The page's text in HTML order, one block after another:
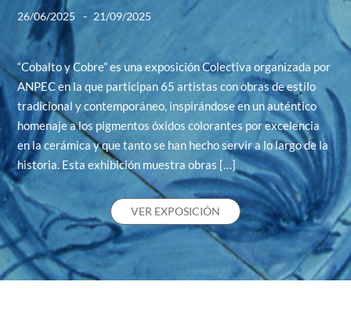
26/06/2025 - 21/09/2025
“Cobalto y Cobre” es una exposición Colectiva organizada por
ANPEC en la que participan 65 artistas con obras de estilo
tradicional y contemporáneo, inspirándose en un auténtico
homenaje a los pigmentos óxidos colorantes por excelencia
en la cerámica y que tanto se han hecho servir a lo largo de la
historia. Esta exhibición muestra obras […]
VER EXPOSICIÓN